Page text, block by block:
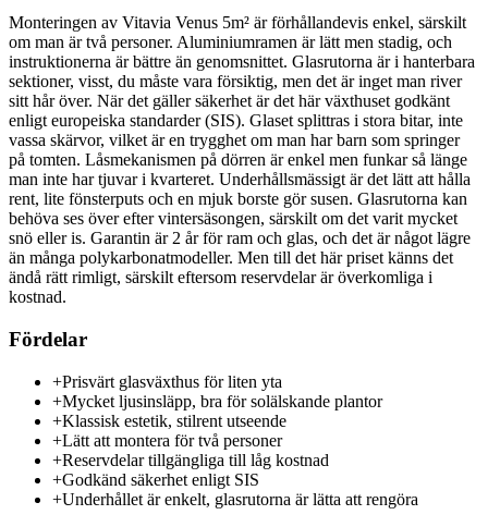
Monteringen av Vitavia Venus 5m² är förhållandevis enkel, särskilt
om man är två personer. Aluminiumramen är lätt men stadig, och
instruktionerna är bättre än genomsnittet. Glasrutorna är i hanterbara
sektioner, visst, du måste vara försiktig, men det är inget man river
sitt hår över. När det gäller säkerhet är det här växthuset godkänt
enligt europeiska standarder (SIS). Glaset splittras i stora bitar, inte
vassa skärvor, vilket är en trygghet om man har barn som springer
på tomten. Låsmekanismen på dörren är enkel men funkar så länge
man inte har tjuvar i kvarteret. Underhållsmässigt är det lätt att hålla
rent, lite fönsterputs och en mjuk borste gör susen. Glasrutorna kan
behöva ses över efter vintersäsongen, särskilt om det varit mycket
snö eller is. Garantin är 2 år för ram och glas, och det är något lägre
än många polykarbonatmodeller. Men till det här priset känns det
ändå rätt rimligt, särskilt eftersom reservdelar är överkomliga i
kostnad.
Fördelar
+Prisvärt glasväxthus för liten yta
+Mycket ljusinsläpp, bra för solälskande plantor
+Klassisk estetik, stilrent utseende
+Lätt att montera för två personer
+Reservdelar tillgängliga till låg kostnad
+Godkänd säkerhet enligt SIS
+Underhållet är enkelt, glasrutorna är lätta att rengöra